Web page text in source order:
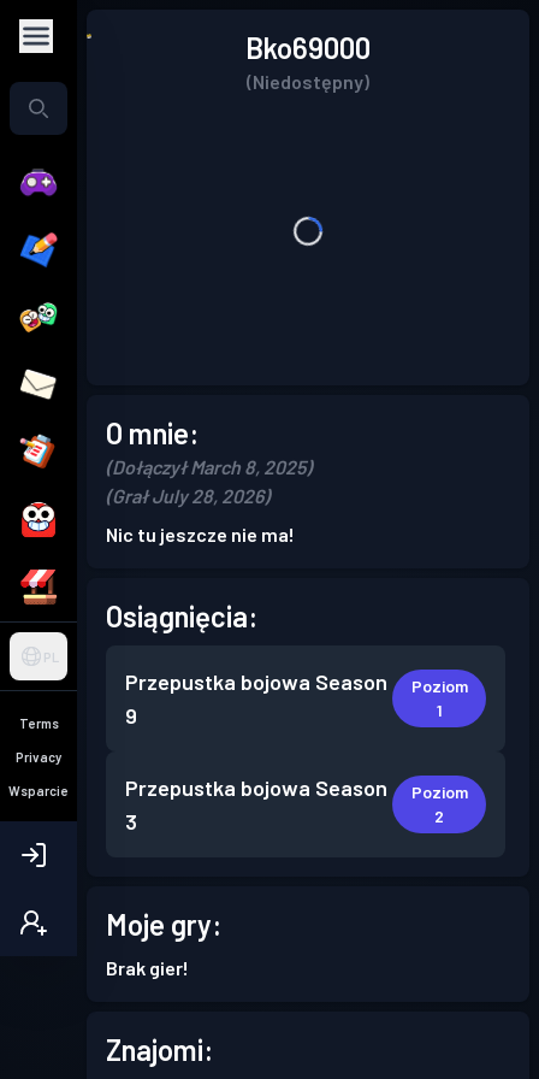
PL
Terms
Privacy
Wsparcie
Bko69000
(Niedostępny)
O mnie:
(Dołączył March 8, 2025)
(Grał July 28, 2026)
Nic tu jeszcze nie ma!
Osiągnięcia:
Przepustka bojowa Season
9
Poziom
1
Przepustka bojowa Season
3
Poziom
2
Moje gry:
Brak gier!
Znajomi: